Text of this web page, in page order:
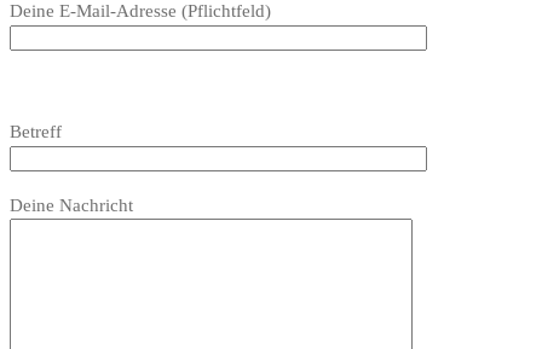
Feld
leer.
Deine E-Mail-Adresse (Pflichtfeld)
dieses
lasse
dieses
leer.
Betreff
lasse
Deine Nachricht